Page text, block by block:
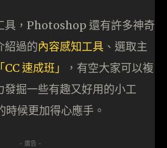
具，Photoshop 還有許多神奇
紹過的內容感知工具 、選取主
「CC 速成班」
，有空大家可以複
發掘一些有趣又好用的小工
時候更加得心應手。
- 廣告 -